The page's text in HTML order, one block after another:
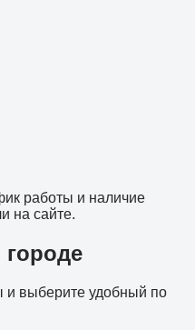
работы и наличие
на сайте.
и выберите удобный по